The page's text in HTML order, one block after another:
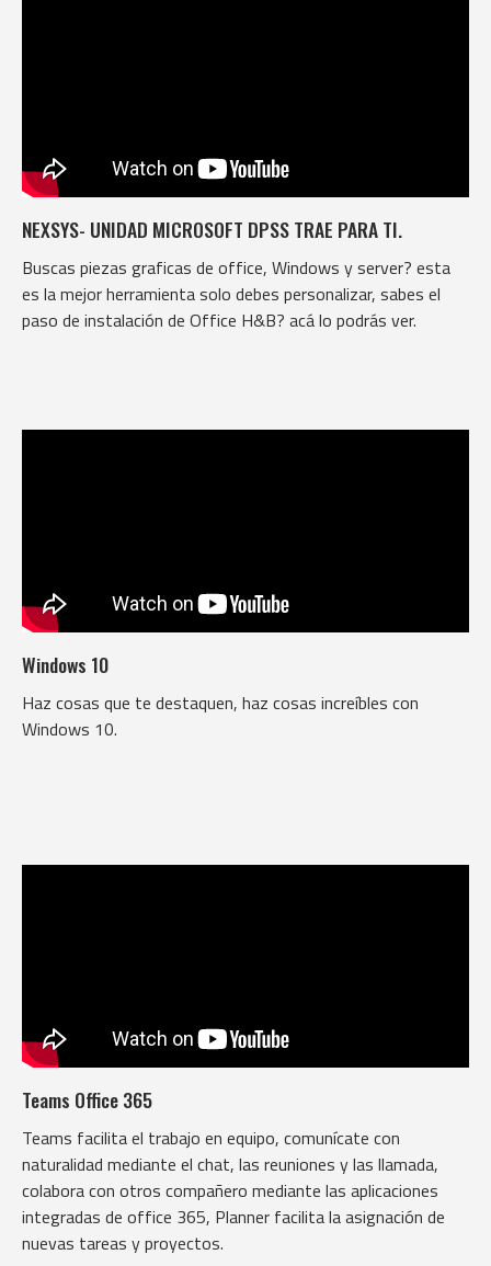
NEXSYS- UNIDAD MICROSOFT DPSS TRAE PARA TI.
Buscas piezas graficas de office, Windows y server? esta
es la mejor herramienta solo debes personalizar, sabes el
paso de instalación de Office H&B? acá lo podrás ver.
Windows 10
Haz cosas que te destaquen, haz cosas increíbles con
Windows 10.
Teams Office 365
Teams facilita el trabajo en equipo, comunícate con
naturalidad mediante el chat, las reuniones y las llamada,
colabora con otros compañero mediante las aplicaciones
integradas de office 365, Planner facilita la asignación de
nuevas tareas y proyectos.